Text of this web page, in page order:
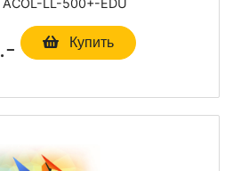
ACOL-LL-500+-EDU
.- Купить